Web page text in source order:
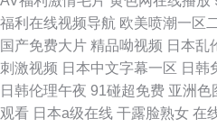
福利在线视频导航 欧美喷潮一区
国产免费大片 精品呦视频 日本乱
刺激视频 日本中文字幕一区 日韩
日韩伦理午夜 91碰超免费 亚洲色
观看 日本a级在线 干露脸熟女 在